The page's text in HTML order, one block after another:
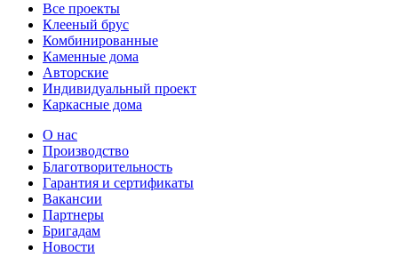
Все проекты
Клееный брус
Комбинированные
Каменные дома
Авторские
Индивидуальный проект
Каркасные дома
О нас
Производство
Благотворительность
Гарантия и сертификаты
Вакансии
Партнеры
Бригадам
Новости